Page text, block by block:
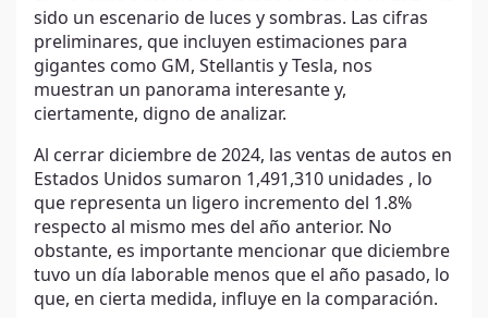
sido un escenario de luces y sombras. Las cifras
preliminares, que incluyen estimaciones para
gigantes como GM, Stellantis y Tesla, nos
muestran un panorama interesante y,
ciertamente, digno de analizar.
Al cerrar diciembre de 2024, las ventas de autos en
Estados Unidos sumaron 1,491,310 unidades , lo
que representa un ligero incremento del 1.8%
respecto al mismo mes del año anterior. No
obstante, es importante mencionar que diciembre
tuvo un día laborable menos que el año pasado, lo
que, en cierta medida, influye en la comparación.